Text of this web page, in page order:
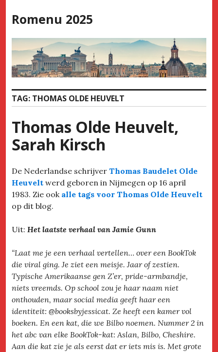
to
Romenu 2025
TAG: THOMAS OLDE HEUVELT
Thomas Olde Heuvelt,
Sarah Kirsch
De Nederlandse schrijver Thomas Baudelet Olde
Heuvelt werd geboren in Nijmegen op 16 april
1983. Zie ook alle tags voor Thomas Olde Heuvelt
op dit blog.
Uit: Het laatste verhaal van Jamie Gunn
“Laat me je een verhaal vertellen… over een BookTok
die viral ging. Je ziet een meisje. Jaar of zestien.
Typische Amerikaanse gen Z’er, pride-armbandje,
niets vreemds. Op school zou je haar naam niet
onthouden, maar social media geeft haar een
identiteit: @booksbyjessicat. Ze heeft een kamer vol
boeken. En een kat, die we Bilbo noemen. Nummer 2 in
het abc van elke BookTok-kat: Aslan, Bilbo, Cheshire.
Aan die kat zie je als eerst dat er iets mis is. Met grote